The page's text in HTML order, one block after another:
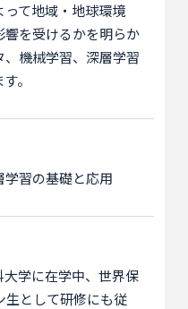
て地域・地球環境
を受けるかを明らか
機械学習、深層学習
。
習の基礎と応用
学に在学中、世界保
生として研修にも従